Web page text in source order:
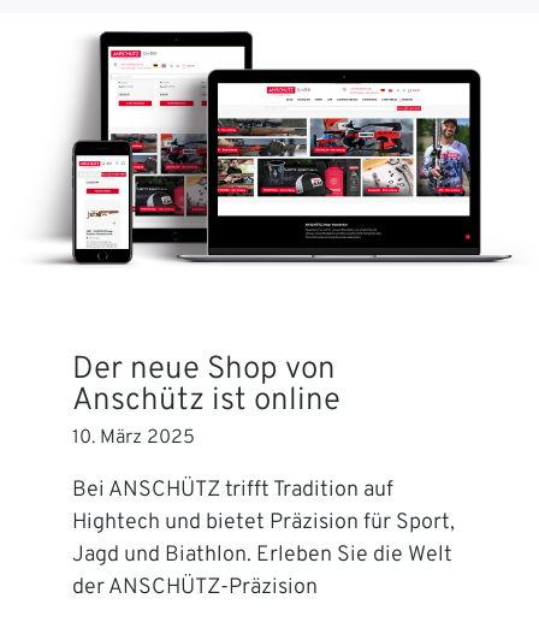
Der neue Shop von
Anschütz ist online
10. März 2025
Bei ANSCHÜTZ trifft Tradition auf
Hightech und bietet Präzision für Sport,
Jagd und Biathlon. Erleben Sie die Welt
der ANSCHÜTZ-Präzision